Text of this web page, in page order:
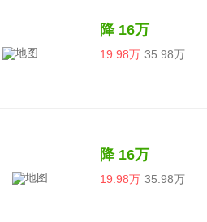
降 16万
19.98万 35.98万
降 16万
19.98万 35.98万